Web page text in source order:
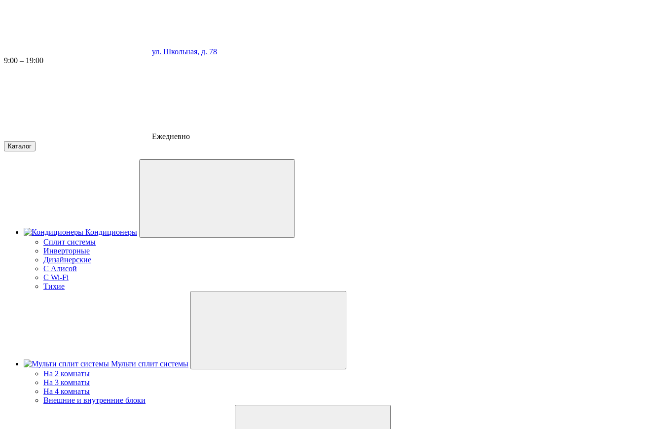
ул. Школьная, д. 78
9:00 – 19:00
Ежедневно
Каталог
Кондиционеры
Сплит системы
Инверторные
Дизайнерские
С Алисой
C Wi-Fi
Тихие
Мульти сплит системы
На 2 комнаты
На 3 комнаты
На 4 комнаты
Внешние и внутренние блоки